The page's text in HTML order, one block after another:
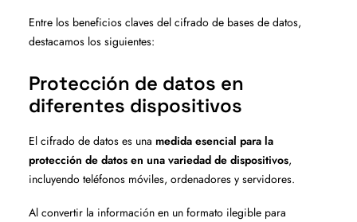
Entre los beneficios claves del cifrado de bases de datos,
destacamos los siguientes:
Protección de datos en
diferentes dispositivos
El cifrado de datos es una medida esencial para la
protección de datos en una variedad de dispositivos,
incluyendo teléfonos móviles, ordenadores y servidores.
Al convertir la información en un formato ilegible para